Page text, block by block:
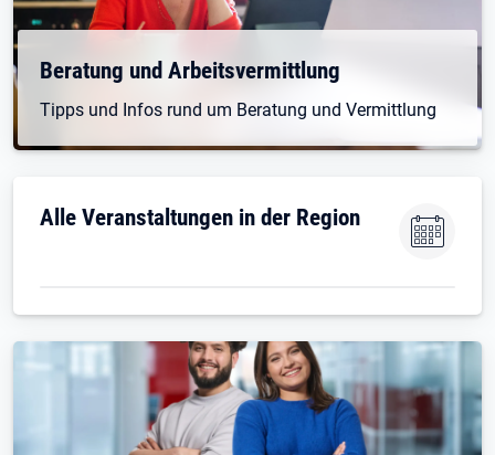
Beratung und Arbeitsvermittlung
Tipps und Infos rund um Beratung und Vermittlung
Alle Veranstaltungen in der Region